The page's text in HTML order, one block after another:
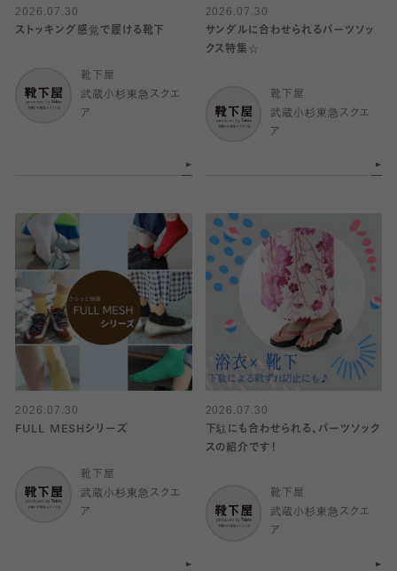
2026.07.30
ストッキング感覚で履ける靴下
靴下屋
武蔵小杉東急スクエ
ア
2026.07.30
サンダルに合わせられるパーツソッ
クス特集☆
靴下屋
武蔵小杉東急スクエ
ア
2026.07.30
FULL MESHシリーズ
靴下屋
武蔵小杉東急スクエ
ア
2026.07.30
下駄にも合わせられる、パーツソック
スの紹介です！
靴下屋
武蔵小杉東急スクエ
ア